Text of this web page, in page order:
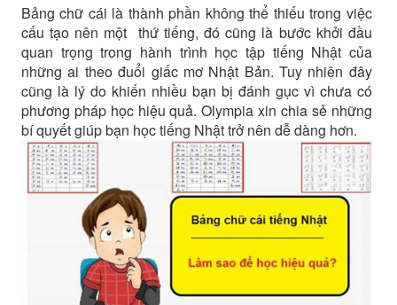
Bảng chữ cái là thành phần không thể thiếu trong việc
cấu tạo nên một thứ tiếng, đó cũng là bước khởi đầu
quan trọng trong hành trình học tập tiếng Nhật của
những ai theo đuổi giấc mơ Nhật Bản. Tuy nhiên đây
cũng là lý do khiến nhiều bạn bị đánh gục vì chưa có
phương pháp học hiệu quả. Olympia xin chia sẻ những
bí quyết giúp bạn học tiếng Nhật trở nên dễ dàng hơn.